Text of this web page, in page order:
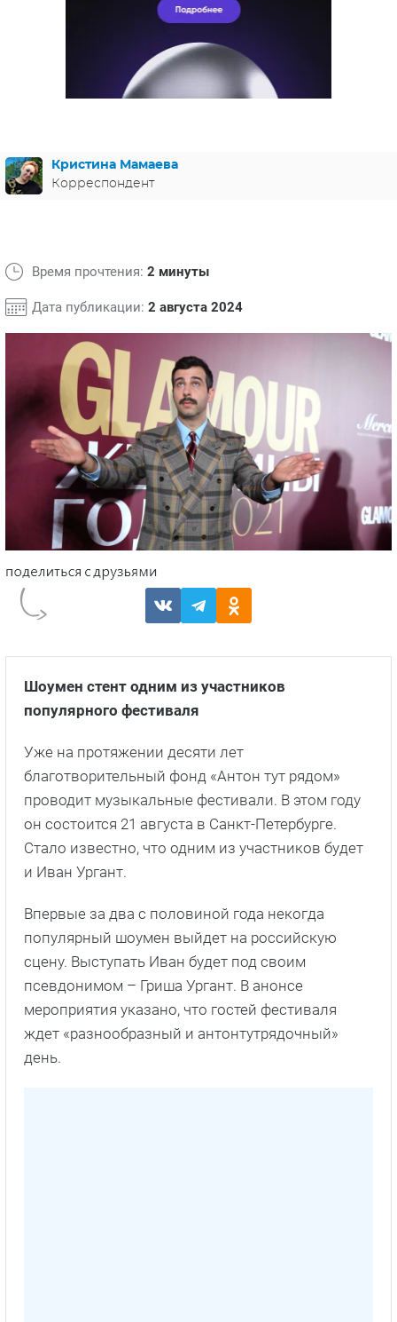
ГЕРМАНИЯ
СПОЙЛЕРЫ ИЗ СЕРИАЛОВ
Кристина Мамаева
Корреспондент
Время прочтения: 2 минуты
Дата публикации: 2 августа 2024
Шоумен стент одним из участников
популярного фестиваля
Уже на протяжении десяти лет
благотворительный фонд «Антон тут рядом»
проводит музыкальные фестивали. В этом году
он состоится 21 августа в Санкт-Петербурге.
Стало известно, что одним из участников будет
и Иван Ургант.
Впервые за два с половиной года некогда
популярный шоумен выйдет на российскую
сцену. Выступать Иван будет под своим
псевдонимом – Гриша Ургант. В анонсе
мероприятия указано, что гостей фестиваля
ждет «разнообразный и антонтутрядочный»
день.